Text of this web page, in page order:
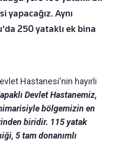
yapacağız. Aynı
250 yataklı ek bina
Hastanesi'nin hayırlı
Devlet Hastanemiz,
bölgemizin en
biridir. 115 yatak
5 tam donanımlı